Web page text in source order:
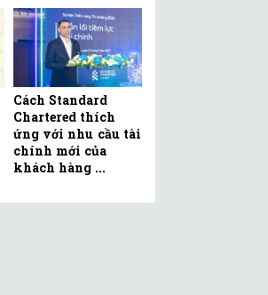
Cách Standard
Chartered thích
ứng với nhu cầu tài
chính mới của
khách hàng ...